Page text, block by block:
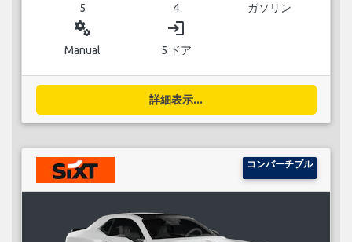
5 4 ガソリン
miscellaneous_services
Manual
login
5 ドア
詳細表示...
コンバーチブル